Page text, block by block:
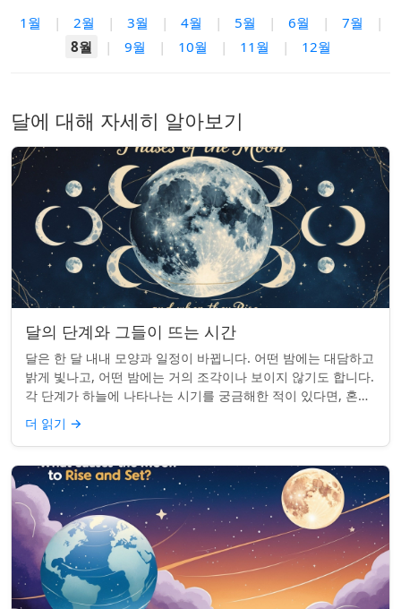
1월 | 2월 | 3월 | 4월 | 5월 | 6월 | 7월
|
8월
| 9월 | 10월 | 11월 | 12월
달에 대해 자세히 알아보기
달의 단계와 그들이 뜨는 시간
달은 한 달 내내 모양과 일정이 바뀝니다. 어떤 밤에는 대담하고
밝게 빛나고, 어떤 밤에는 거의 조각이나 보이지 않기도 합니다.
각 단계가 하늘에 나타나는 시기를 궁금해한 적이 있다면, 혼자
가 아닙니다. 사실 그 타...
더 읽기 →